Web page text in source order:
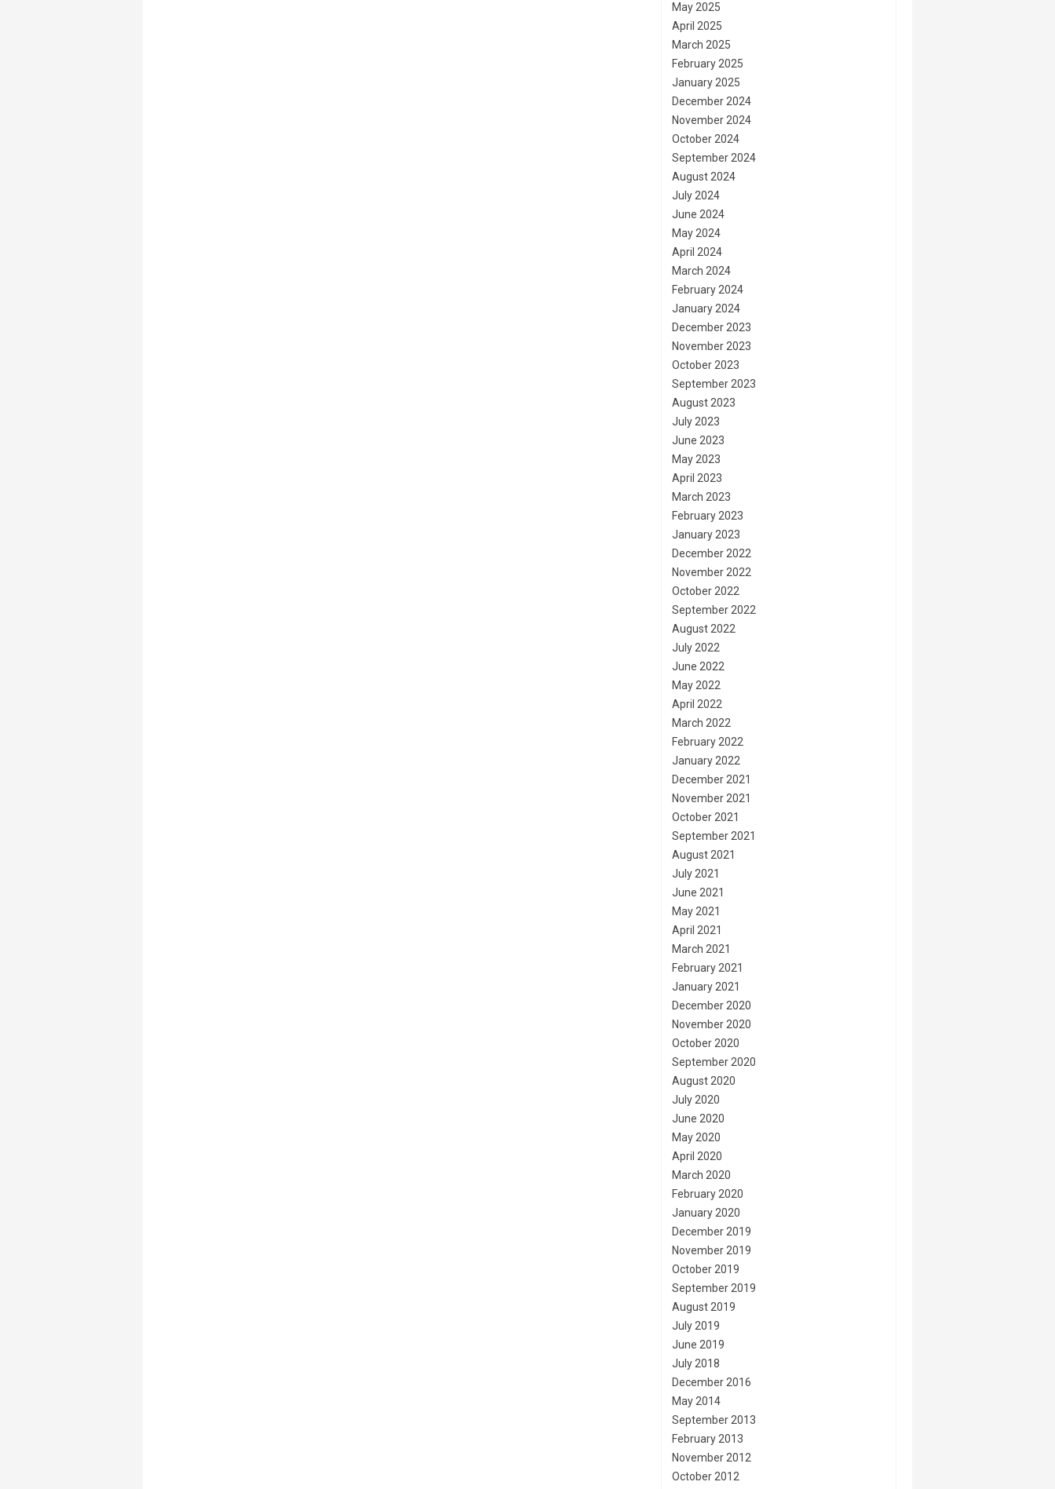
May 2025
April 2025
March 2025
February 2025
January 2025
December 2024
November 2024
October 2024
September 2024
August 2024
July 2024
June 2024
May 2024
April 2024
March 2024
February 2024
January 2024
December 2023
November 2023
October 2023
September 2023
August 2023
July 2023
June 2023
May 2023
April 2023
March 2023
February 2023
January 2023
December 2022
November 2022
October 2022
September 2022
August 2022
July 2022
June 2022
May 2022
April 2022
March 2022
February 2022
January 2022
December 2021
November 2021
October 2021
September 2021
August 2021
July 2021
June 2021
May 2021
April 2021
March 2021
February 2021
January 2021
December 2020
November 2020
October 2020
September 2020
August 2020
July 2020
June 2020
May 2020
April 2020
March 2020
February 2020
January 2020
December 2019
November 2019
October 2019
September 2019
August 2019
July 2019
June 2019
July 2018
December 2016
May 2014
September 2013
February 2013
November 2012
October 2012